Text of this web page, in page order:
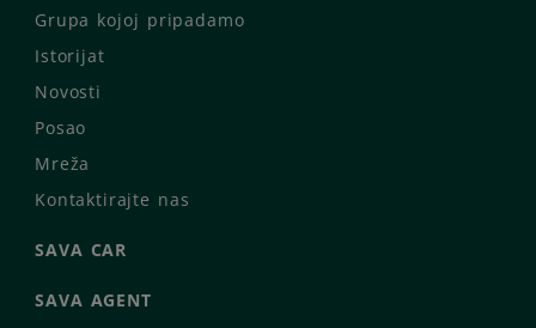
Grupa kojoj pripadamo
Istorijat
Novosti
Posao
Mreža
Kontaktirajte nas
SAVA CAR
SAVA AGENT